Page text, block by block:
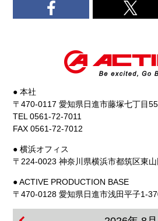
● 本社
〒470-0117 愛知県日進市藤塚七丁目
TEL 0561-72-7011
FAX 0561-72-7012
● 横浜オフィス
〒224-0023 神奈川県横浜市都筑区東
● ACTIVE PRODUCTION BASE
〒470-0128 愛知県日進市浅田平子1-